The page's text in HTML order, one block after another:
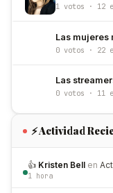
1 votos · 12
Las mujeres
0 votos · 22
Las
0 votos · 11
⚡ Actividad
👍 Kristen Bell en
1 hora